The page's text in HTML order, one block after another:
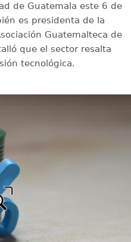
de Guatemala este 6 de
es presidenta de la
Guatemalteca de
que el sector resalta
tecnológica.